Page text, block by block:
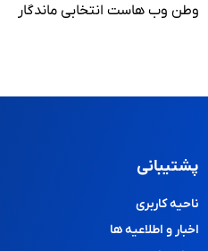
وطن وب هاست انتخابی ماندگار
پشتیبانی
ناحیه کاربری
اخبار و اطلاعیه ها